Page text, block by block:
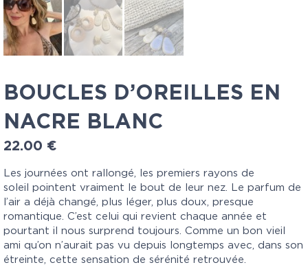
BOUCLES D’OREILLES EN
NACRE BLANC
22.00 €
Les journées ont rallongé, les premiers rayons de
soleil pointent vraiment le bout de leur nez. Le parfum de
l’air a déjà changé, plus léger, plus doux, presque
romantique. C’est celui qui revient chaque année et
pourtant il nous surprend toujours. Comme un bon vieil
ami qu’on n’aurait pas vu depuis longtemps avec, dans son
étreinte, cette sensation de sérénité retrouvée.